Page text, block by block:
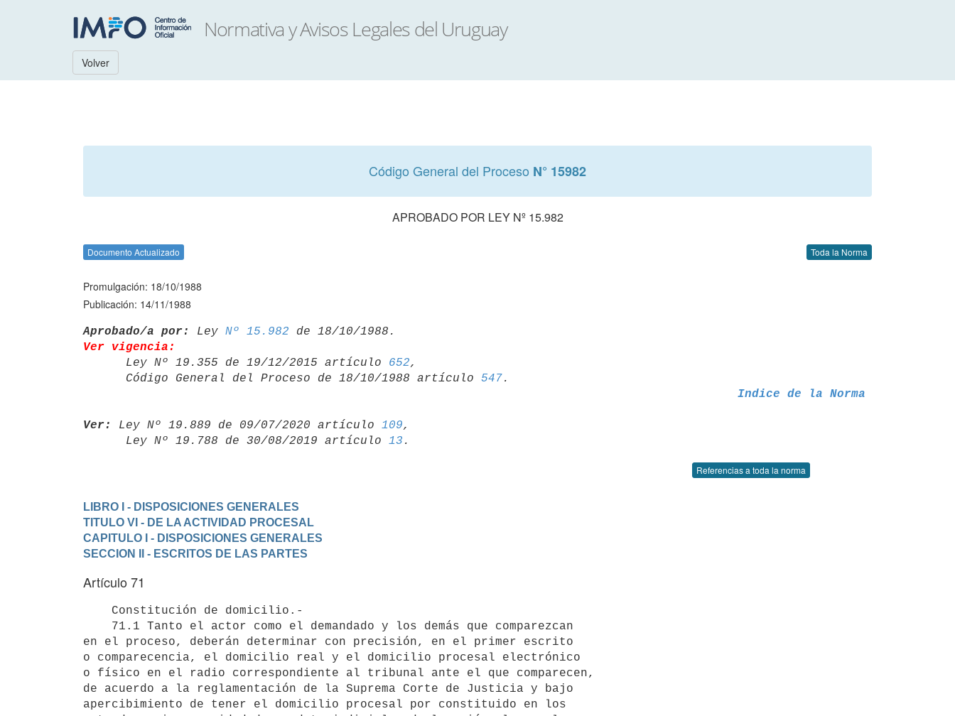
Volver
Código General del Proceso N° 15982
APROBADO POR LEY Nº 15.982
Documento Actualizado Toda la Norma
Promulgación: 18/10/1988
Publicación: 14/11/1988
Aprobado/a por: Ley Nº 15.982
Ver vigencia:
Ley Nº 19.355 de 19/12/2015 artículo 652,
      Código General del Proceso de 18/10/1988 artículo
547
Indice de la Norma
Ver: Ley Nº 19.889 de 09/07/2020 artículo 109,
      Ley Nº 19.788 de 30/08/2019 artículo
13
Referencias a toda la norma
LIBRO I - DISPOSICIONES GENERALES
TITULO VI - DE LA ACTIVIDAD PROCESAL
CAPITULO I - DISPOSICIONES GENERALES
SECCION II - ESCRITOS DE LAS PARTES
Artículo 71
en el proceso, deberán determinar con precisión, en el primer escrito
o comparecencia, el domicilio real y el domicilio procesal electrónico
o físico en el radio correspondiente al tribunal ante el que comparecen,
de acuerdo a la reglamentación de la Suprema Corte de Justicia y bajo
apercibimiento de tener el domicilio procesal por constituido en los